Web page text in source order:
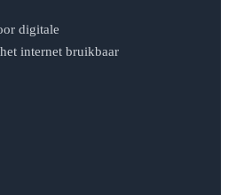
digitale
internet bruikbaar